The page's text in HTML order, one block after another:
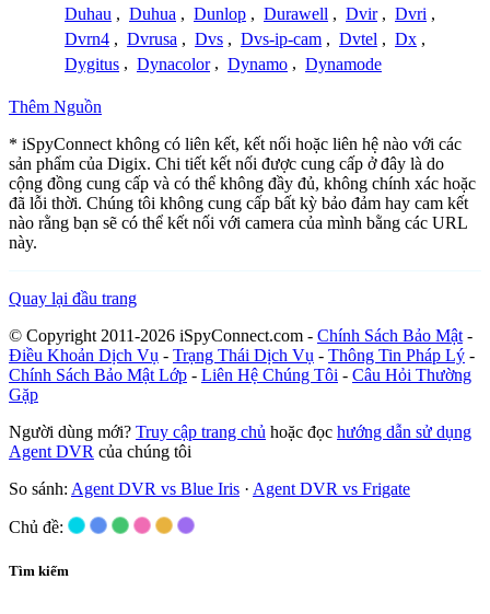
Duhau , Duhua , Dunlop , Durawell , Dvir , Dvri ,
Dvrn4 , Dvrusa , Dvs , Dvs-ip-cam , Dvtel , Dx ,
Dygitus , Dynacolor , Dynamo , Dynamode
Thêm Nguồn
* iSpyConnect không có liên kết, kết nối hoặc liên hệ nào với các
sản phẩm của Digix. Chi tiết kết nối được cung cấp ở đây là do
cộng đồng cung cấp và có thể không đầy đủ, không chính xác hoặc
đã lỗi thời. Chúng tôi không cung cấp bất kỳ bảo đảm hay cam kết
nào rằng bạn sẽ có thể kết nối với camera của mình bằng các URL
này.
Quay lại đầu trang
© Copyright 2011-2026 iSpyConnect.com - Chính Sách Bảo Mật -
Điều Khoản Dịch Vụ - Trạng Thái Dịch Vụ - Thông Tin Pháp Lý -
Chính Sách Bảo Mật Lớp - Liên Hệ Chúng Tôi - Câu Hỏi Thường
Gặp
Người dùng mới? Truy cập trang chủ hoặc đọc hướng dẫn sử dụng
Agent DVR của chúng tôi
So sánh: Agent DVR vs Blue Iris · Agent DVR vs Frigate
Chủ đề:
Tìm kiếm